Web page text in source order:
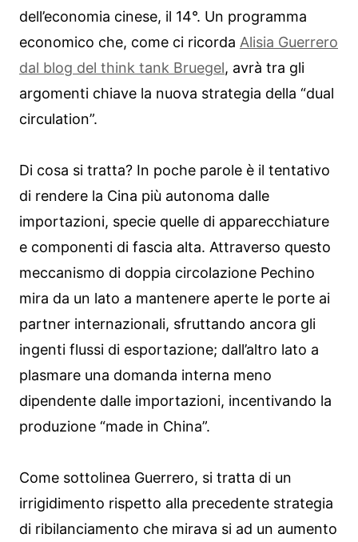
dell’economia cinese, il 14°. Un programma
economico che, come ci ricorda Alisia Guerrero
dal blog del think tank Bruegel, avrà tra gli
argomenti chiave la nuova strategia della “dual
circulation”.
Di cosa si tratta? In poche parole è il tentativo
di rendere la Cina più autonoma dalle
importazioni, specie quelle di apparecchiature
e componenti di fascia alta. Attraverso questo
meccanismo di doppia circolazione Pechino
mira da un lato a mantenere aperte le porte ai
partner internazionali, sfruttando ancora gli
ingenti flussi di esportazione; dall’altro lato a
plasmare una domanda interna meno
dipendente dalle importazioni, incentivando la
produzione “made in China”.
Come sottolinea Guerrero, si tratta di un
irrigidimento rispetto alla precedente strategia
di ribilanciamento che mirava si ad un aumento